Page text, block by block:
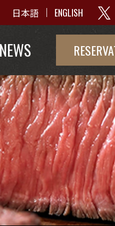
日本語 ENGLISH
NEWS